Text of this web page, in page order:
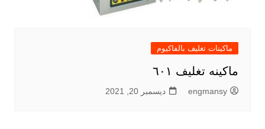
ماكينات تغليف بالفاكيوم
ماكينه تغليف ٦٠١
engmansy ديسمبر 20, 2021